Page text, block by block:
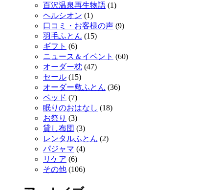
百沢温泉再生物語 (1)
ヘルシオン (1)
口コミ・お客様の声 (9)
羽毛ふとん (15)
ギフト (6)
ニュース＆イベント (60)
オーダー枕 (47)
セール (15)
オーダー敷ふとん (36)
ベッド (7)
眠りのおはなし (18)
お祭り (3)
貸し布団 (3)
レンタルふとん (2)
パジャマ (4)
リケア (6)
その他 (106)